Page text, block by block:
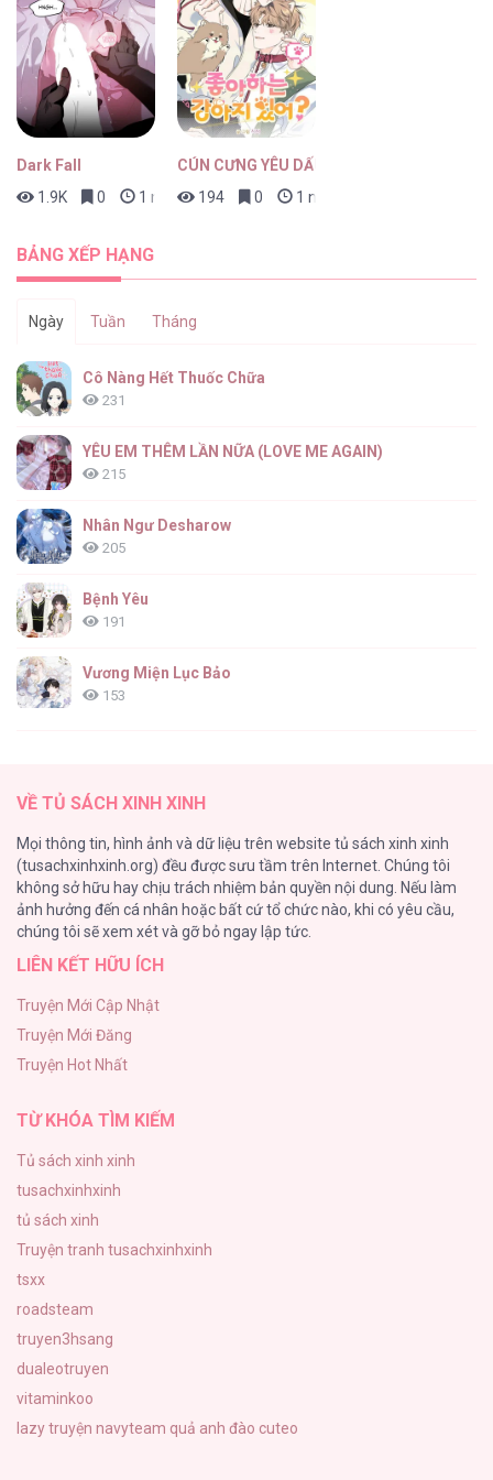
Dark Fall
1.9K
0 1 ngày trước
CÚN CƯNG YÊU DẤU
194
0 1 ngày trước
BẢNG XẾP HẠNG
Ngày Tuần Tháng
Cô Nàng Hết Thuốc Chữa
231
YÊU EM THÊM LẦN NỮA (LOVE ME AGAIN)
215
Nhân Ngư Desharow
205
Bệnh Yêu
191
Vương Miện Lục Bảo
153
132
ONESHOT CHỊCH
118
Kiếp Này Ta Sẽ Trở Thành Gia Chủ
Mùa Xuân Hoa Nở
103
VỀ TỦ SÁCH XINH XINH
Mọi thông tin, hình ảnh và dữ liệu trên website tủ sách xinh xinh
(tusachxinhxinh.org) đều được sưu tầm trên Internet. Chúng tôi
không sở hữu hay chịu trách nhiệm bản quyền nội dung. Nếu làm
ảnh hưởng đến cá nhân hoặc bất cứ tổ chức nào, khi có yêu cầu,
chúng tôi sẽ xem xét và gỡ bỏ ngay lập tức.
LIÊN KẾT HỮU ÍCH
Truyện Mới Cập Nhật
Truyện Mới Đăng
Truyện Hot Nhất
TỪ KHÓA TÌM KIẾM
Tủ sách xinh xinh
tusachxinhxinh
tủ sách xinh
Truyện tranh tusachxinhxinh
tsxx
roadsteam
truyen3hsang
dualeotruyen
vitaminkoo
lazy truyện navyteam quả anh đào cuteo